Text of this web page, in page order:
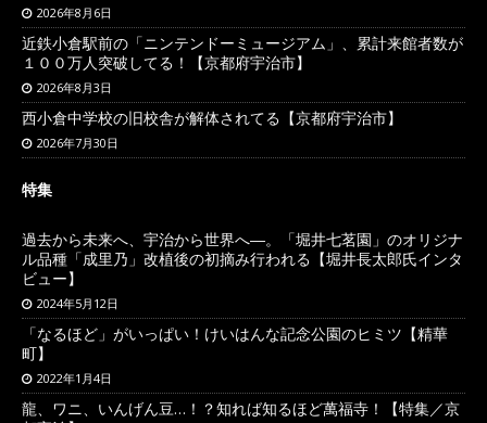
2026年8月6日
近鉄小倉駅前の「ニンテンドーミュージアム」、累計来館者数が
１００万人突破してる！【京都府宇治市】
2026年8月3日
西小倉中学校の旧校舎が解体されてる【京都府宇治市】
2026年7月30日
特集
過去から未来へ、宇治から世界へ―。「堀井七茗園」のオリジナ
ル品種「成里乃」改植後の初摘み行われる【堀井長太郎氏インタ
ビュー】
2024年5月12日
「なるほど」がいっぱい！けいはんな記念公園のヒミツ【精華
町】
2022年1月4日
龍、ワニ、いんげん豆…！？知れば知るほど萬福寺！【特集／京